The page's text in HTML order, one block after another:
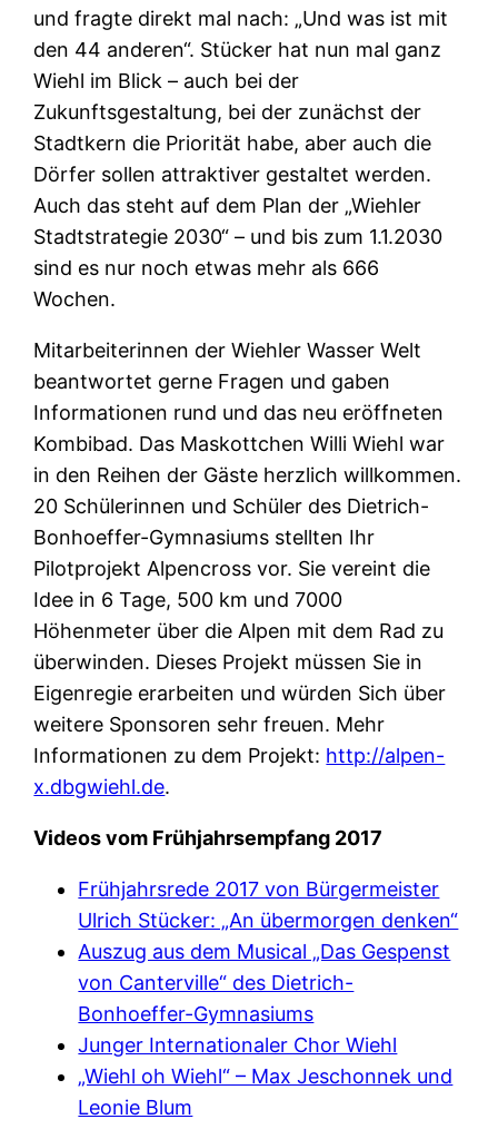
und fragte direkt mal nach: „Und was ist mit
den 44 anderen“. Stücker hat nun mal ganz
Wiehl im Blick – auch bei der
Zukunftsgestaltung, bei der zunächst der
Stadtkern die Priorität habe, aber auch die
Dörfer sollen attraktiver gestaltet werden.
Auch das steht auf dem Plan der „Wiehler
Stadtstrategie 2030“ – und bis zum 1.1.2030
sind es nur noch etwas mehr als 666
Wochen.
Mitarbeiterinnen der Wiehler Wasser Welt
beantwortet gerne Fragen und gaben
Informationen rund und das neu eröffneten
Kombibad. Das Maskottchen Willi Wiehl war
in den Reihen der Gäste herzlich willkommen.
20 Schülerinnen und Schüler des Dietrich-
Bonhoeffer-Gymnasiums stellten Ihr
Pilotprojekt Alpencross vor. Sie vereint die
Idee in 6 Tage, 500 km und 7000
Höhenmeter über die Alpen mit dem Rad zu
überwinden. Dieses Projekt müssen Sie in
Eigenregie erarbeiten und würden Sich über
weitere Sponsoren sehr freuen. Mehr
Informationen zu dem Projekt: http://alpen-
x.dbgwiehl.de.
Videos vom Frühjahrsempfang 2017
Frühjahrsrede 2017 von Bürgermeister
Ulrich Stücker: „An übermorgen denken“
Auszug aus dem Musical „Das Gespenst
von Canterville“ des Dietrich-
Bonhoeffer-Gymnasiums
Junger Internationaler Chor Wiehl
„Wiehl oh Wiehl“ – Max Jeschonnek und
Leonie Blum